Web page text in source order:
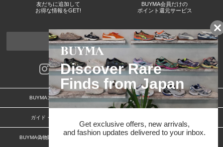
友だちに追加して
お得な情報をGET!
BUYMA会員だけの
ポイント還元サービス
ページトップへ
BUYMAスタートガイド 安心への取り組み
ガイド・お問い合わせ
BUYMA偽物販売防止の取り組み BUYMA CARD